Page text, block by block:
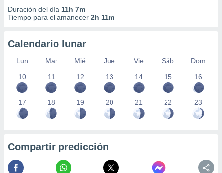
Duración del día 11h 7m
Tiempo para el amanecer 2h 11m
Calendario lunar
Lun Mar Mié Jue Vie Sáb
Dom
10
11 12 13 14 15 16
17 18 19 20 21 22 23
Compartir predicción